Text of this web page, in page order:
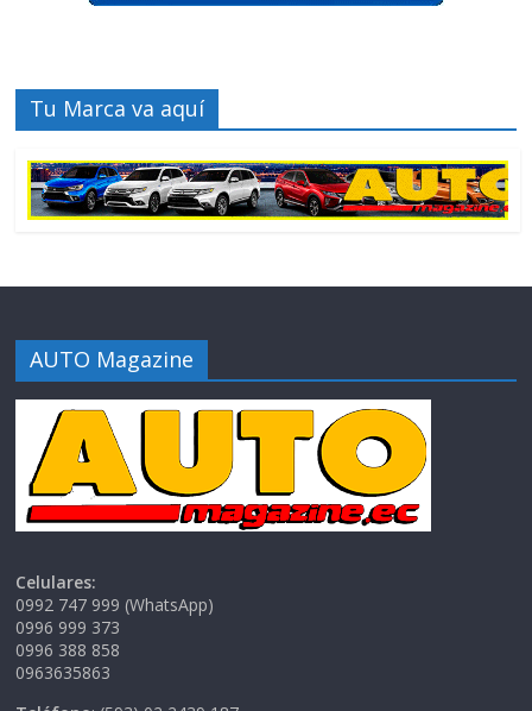
Tu Marca va aquí
AUTO Magazine
Celulares:
0992 747 999 (WhatsApp)
0996 999 373
0996 388 858
0963635863